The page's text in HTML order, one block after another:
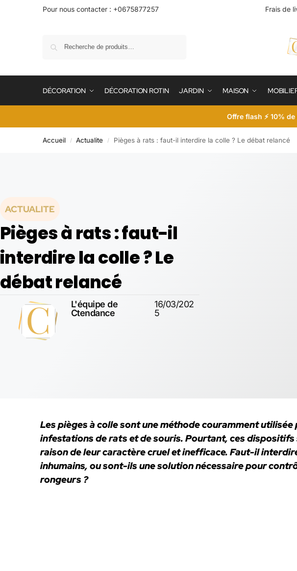
Pour nous contacter : +0675877257 Frais de
DÉCORATION DÉCORATION ROTIN JARDIN MAISON
Offre flash ⚡ 10%
Accueil / Actualite / Pièges à rats : faut-il interdire la colle ? Le débat relancé
ACTUALITE
Pièges à rats : faut-il
interdire la colle ? Le
débat relancé
L'équipe de
Ctendance
16/03/202
5
Les pièges à colle sont une méthode couramment
infestations de rats et de souris. Pourtant, ces
raison de leur caractère cruel et inefficace. Faut-il
inhumains, ou sont-ils une solution nécessaire pour
rongeurs ?